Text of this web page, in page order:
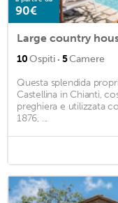
90€
Large country
10Ospiti · 5Camere
Questa splendida
Castellina in Chianti,
preghiera e utilizzata
1876, ...